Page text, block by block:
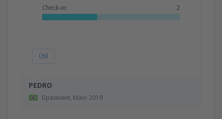
PEDRO
Бразилия, Maio 2019
Check-in: 2
Útil